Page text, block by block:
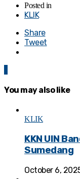
Posted in
KLIK
Share
Tweet
You may also like
KLIK
KKN UIN
Sumedang
October 6,